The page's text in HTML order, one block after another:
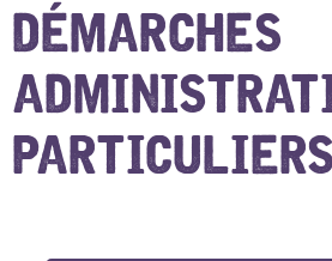
DÉMARCHES
PARTICULIERS